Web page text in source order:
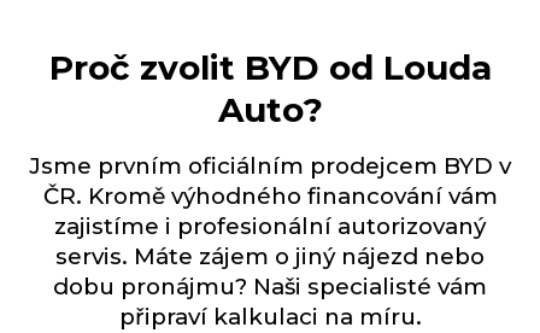
Proč zvolit BYD od Louda
Auto?
Jsme prvním oficiálním prodejcem BYD v
ČR. Kromě výhodného financování vám
zajistíme i profesionální autorizovaný
servis. Máte zájem o jiný nájezd nebo
dobu pronájmu? Naši specialisté vám
připraví kalkulaci na míru.